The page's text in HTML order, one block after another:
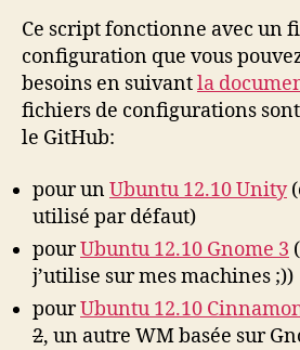
Ce script fonctionne avec un
configuration que vous
besoins en suivantla
fichiers de configurations
le GitHub:
pour unUbuntu 12.10 Unity
utilisé par défaut)
pourUbuntu 12.10 Gnome 3
j’utilise sur mes machines ;))
pourUbuntu 12.10
2, un autre WM basée sur